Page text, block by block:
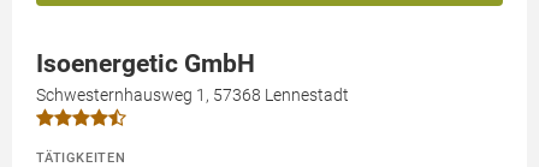
Isoenergetic GmbH
Schwesternhausweg 1, 57368 Lennestadt
TÄTIGKEITEN